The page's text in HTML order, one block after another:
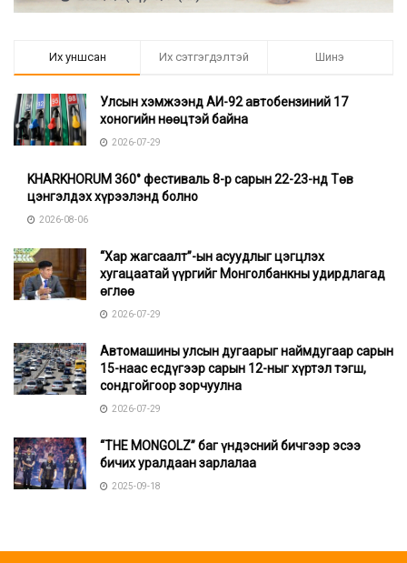
Их уншсан Их сэтгэгдэлтэй Шинэ
Улсын хэмжээнд АИ-92 автобензиний 17
хоногийн нөөцтэй байна
2026-07-29
KHARKHORUM 360° фестиваль 8-р сарын 22-23-нд Төв
цэнгэлдэх хүрээлэнд болно
2026-08-06
“Хар жагсаалт”-ын асуудлыг цэгцлэх
хугацаатай үүргийг Монголбанкны удирдлагад
өглөө
2026-07-29
Автомашины улсын дугаарыг наймдугаар сарын
15-наас есдүгээр сарын 12-ныг хүртэл тэгш,
сондгойгоор зорчуулна
2026-07-29
“THE MONGOLZ” баг үндэсний бичгээр эсээ
бичих уралдаан зарлалаа
2025-09-18